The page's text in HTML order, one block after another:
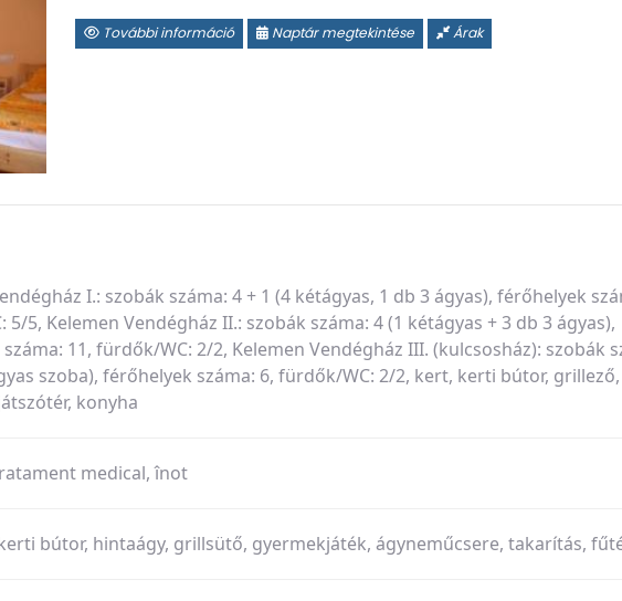
További információ Naptár megtekintése Árak
I.: szobák száma: 4 + 1 (4 kétágyas, 1 db 3 ágyas), férőhelyek
5/5, Kelemen Vendégház II.: szobák száma: 4 (1 kétágyas + 3 db 3 ágyas),
11, fürdők/WC: 2/2, Kelemen Vendégház III. (kulcsosház): szobák
szoba), férőhelyek száma: 6, fürdők/WC: 2/2, kert, kerti bútor, grillező,
konyha
medical, înot
bútor, hintaágy, grillsütő, gyermekjáték, ágyneműcsere, takarítás,